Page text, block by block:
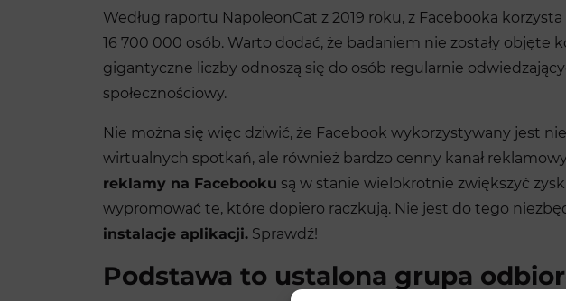
Według raportu NapoleonCat z 2019 roku, z Facebooka korzysta
16 700 000 osób. Warto dodać, że badaniem nie zostały objęte
gigantyczne liczby odnoszą się do osób regularnie
społecznościowy.
Nie można się więc dziwić, że Facebook wykorzystywany jest
wirtualnych spotkań, ale również bardzo cenny kanał
reklamy na Facebooku są w stanie wielokrotnie zwiększyć
wypromować te, które dopiero raczkują. Nie jest do tego
instalacje aplikacji. Sprawdź!
Podstawa to ustalona grupa